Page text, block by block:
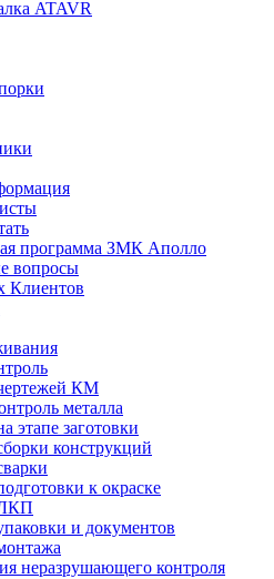
ATAVR
программа ЗМК Аполло
вопросы
КМ
металла
этапе заготовки
конструкций
к окраске
и документов
неразрушающего контроля